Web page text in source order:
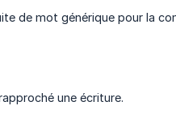
de mot générique pour la
une écriture.